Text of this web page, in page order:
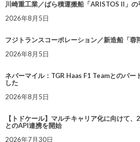
川崎重工業／ばら積運搬船「ARISTOS II」の
2026年8月5日
フジトランスコーポレーション／新造船「蓉
2026年8月5日
ネバーマイル：TGR Haas F1 Teamとのパー
した
2026年8月5日
【トドケール】マルチキャリア化に向けて
とのAPI連携を開始
2026年7月30日